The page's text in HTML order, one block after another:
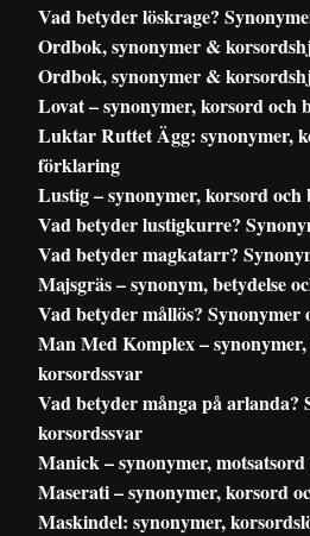
Vad betyder löskrage?
Ordbok, synonymer &
Ordbok, synonymer &
Lovat – synonymer, korsord och
Luktar Ruttet Ägg: synonymer,
förklaring
Lustig – synonymer, korsord och
Vad betyder lustigkurre?
Vad betyder magkatarr?
Majsgräs – synonym, betydelse
Vad betyder mållös? Synonymer
Man Med Komplex –
korsordssvar
Vad betyder många på arlanda?
korsordssvar
Manick – synonymer,
Maserati – synonymer, korsord
Maskindel: synonymer,